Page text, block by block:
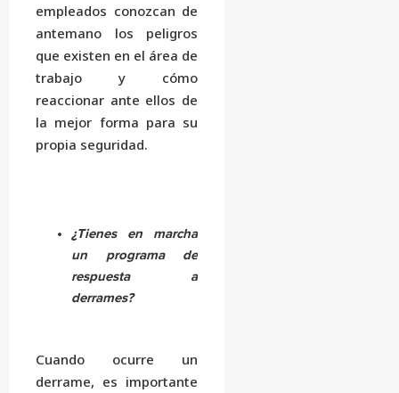
empleados conozcan de
antemano los peligros
que existen en el área de
trabajo y cómo
reaccionar ante ellos de
la mejor forma para su
propia seguridad.
¿Tienes en marcha
un programa de
respuesta a
derrames?
Cuando ocurre un
derrame, es importante